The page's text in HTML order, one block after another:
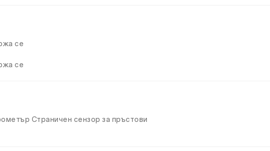
се
се
Страничен сензор за пръстови